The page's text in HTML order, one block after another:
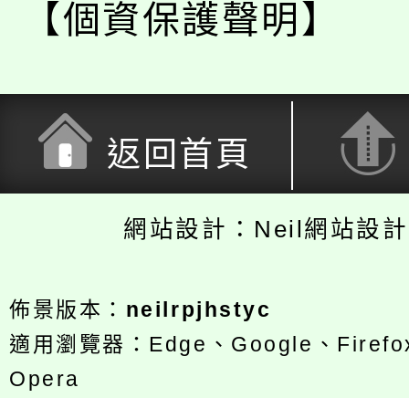
【個資保護聲明】
返回首頁
網站設計：Neil網站設
佈景版本： neilrpjhstyc
適用瀏覽器：Edge、Google、
Opera